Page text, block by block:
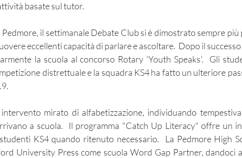
basate sul tutor.
il settimanale Debate Club si è dimostrato sempre più
eccellenti capacità di parlare e ascoltare. Dopo il successo
la scuola al concorso Rotary 'Youth Speaks'. Gli
distrettuale e la squadra KS4 ha fatto un ulteriore
mirato di alfabetizzazione, individuando
a scuola. Il programma "Catch Up Literacy" offre un
KS4 quando ritenuto necessario. La Pedmore High
University Press come scuola Word Gap Partner, dandoci